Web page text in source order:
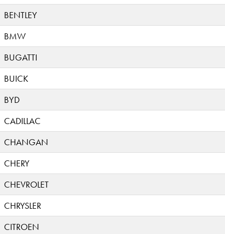
BENTLEY
BMW
BUGATTI
BUICK
BYD
CADILLAC
CHANGAN
CHERY
CHEVROLET
CHRYSLER
CITROEN